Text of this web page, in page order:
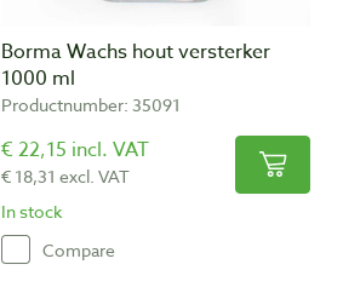
Borma Wachs hout versterker
1000 ml
Productnumber: 35091
€ 22,15 incl. VAT
€ 18,31 excl. VAT
In stock
Compare